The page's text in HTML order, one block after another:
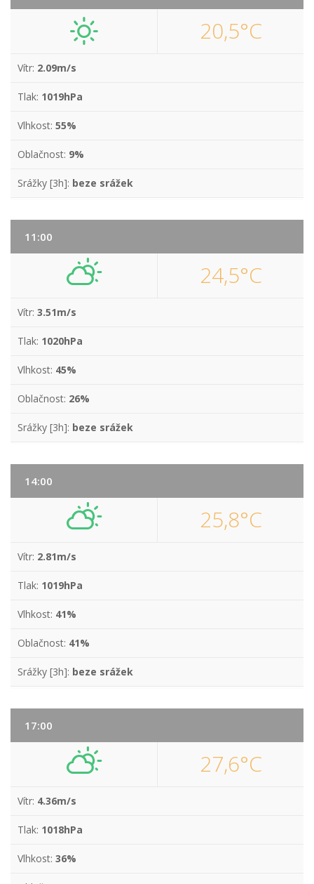
20,5°C
Vítr: 2.09m/s
Tlak: 1019hPa
Vlhkost: 55%
Oblačnost: 9%
Srážky [3h]: beze srážek
11:00
24,5°C
Vítr: 3.51m/s
Tlak: 1020hPa
Vlhkost: 45%
Oblačnost: 26%
Srážky [3h]: beze srážek
14:00
25,8°C
Vítr: 2.81m/s
Tlak: 1019hPa
Vlhkost: 41%
Oblačnost: 41%
Srážky [3h]: beze srážek
17:00
27,6°C
Vítr: 4.36m/s
Tlak: 1018hPa
Vlhkost: 36%